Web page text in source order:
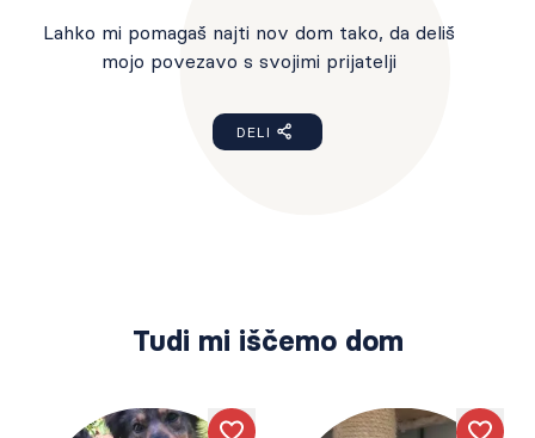
Lahko mi pomagaš najti nov dom tako, da deliš
mojo povezavo s svojimi prijatelji
DELI
Tudi mi iščemo dom